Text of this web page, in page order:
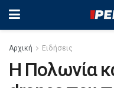
Αρχική Ειδήσεις
Η Πολωνία